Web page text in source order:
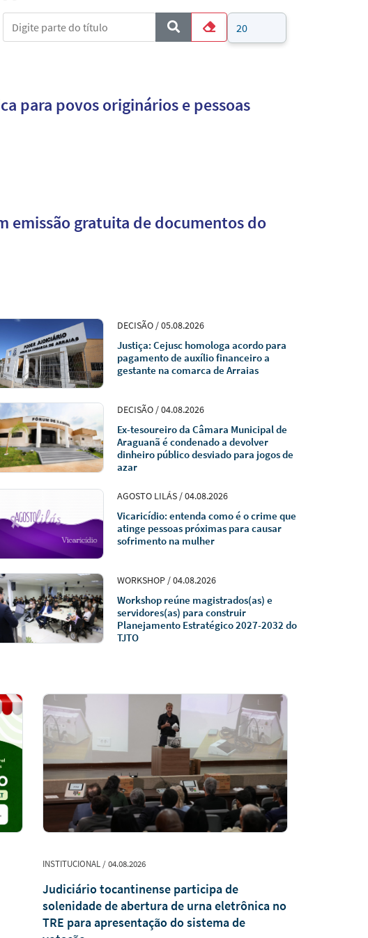
Digite parte do título
COM_CONTENT_FORM_FILTER_SUBMIT
Limpar
Mostrar #
para povos originários e pessoas
emissão gratuita de documentos do
DECISÃO / 05.08.2026
Justiça: Cejusc homologa acordo para
pagamento de auxílio financeiro a
gestante na comarca de Arraias
DECISÃO / 04.08.2026
Ex-tesoureiro da Câmara Municipal de
Araguanã é condenado a devolver
dinheiro público desviado para jogos de
azar
AGOSTO LILÁS / 04.08.2026
Vicaricídio: entenda como é o crime que
atinge pessoas próximas para causar
sofrimento na mulher
WORKSHOP / 04.08.2026
Workshop reúne magistrados(as) e
servidores(as) para construir
Planejamento Estratégico 2027-2032 do
TJTO
INSTITUCIONAL / 04.08.2026
Judiciário tocantinense participa de
solenidade de abertura de urna eletrônica no
TRE para apresentação do sistema de